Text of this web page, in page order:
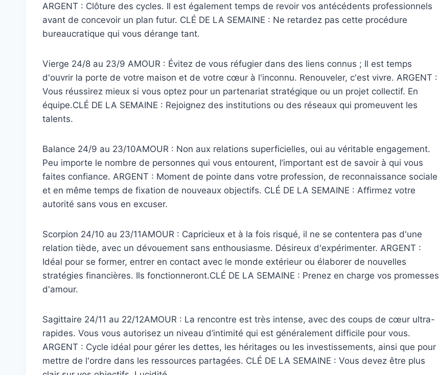
ARGENT : Clôture des cycles. Il est également temps de revoir vos antécédents professionnels
avant de concevoir un plan futur. CLÉ DE LA SEMAINE : Ne retardez pas cette procédure
bureaucratique qui vous dérange tant.
Vierge 24/8 au 23/9 AMOUR : Évitez de vous réfugier dans des liens connus ; Il est temps
d'ouvrir la porte de votre maison et de votre cœur à l'inconnu. Renouveler, c'est vivre. ARGENT :
Vous réussirez mieux si vous optez pour un partenariat stratégique ou un projet collectif. En
équipe.CLÉ DE LA SEMAINE : Rejoignez des institutions ou des réseaux qui promeuvent les
talents.
Balance 24/9 au 23/10AMOUR : Non aux relations superficielles, oui au véritable engagement.
Peu importe le nombre de personnes qui vous entourent, l’important est de savoir à qui vous
faites confiance. ARGENT : Moment de pointe dans votre profession, de reconnaissance sociale
et en même temps de fixation de nouveaux objectifs. CLÉ DE LA SEMAINE : Affirmez votre
autorité sans vous en excuser.
Scorpion 24/10 au 23/11AMOUR : Capricieux et à la fois risqué, il ne se contentera pas d'une
relation tiède, avec un dévouement sans enthousiasme. Désireux d'expérimenter. ARGENT :
Idéal pour se former, entrer en contact avec le monde extérieur ou élaborer de nouvelles
stratégies financières. Ils fonctionneront.CLÉ DE LA SEMAINE : Prenez en charge vos promesses
d'amour.
Sagittaire 24/11 au 22/12AMOUR : La rencontre est très intense, avec des coups de cœur ultra-
rapides. Vous vous autorisez un niveau d’intimité qui est généralement difficile pour vous.
ARGENT : Cycle idéal pour gérer les dettes, les héritages ou les investissements, ainsi que pour
mettre de l'ordre dans les ressources partagées. CLÉ DE LA SEMAINE : Vous devez être plus